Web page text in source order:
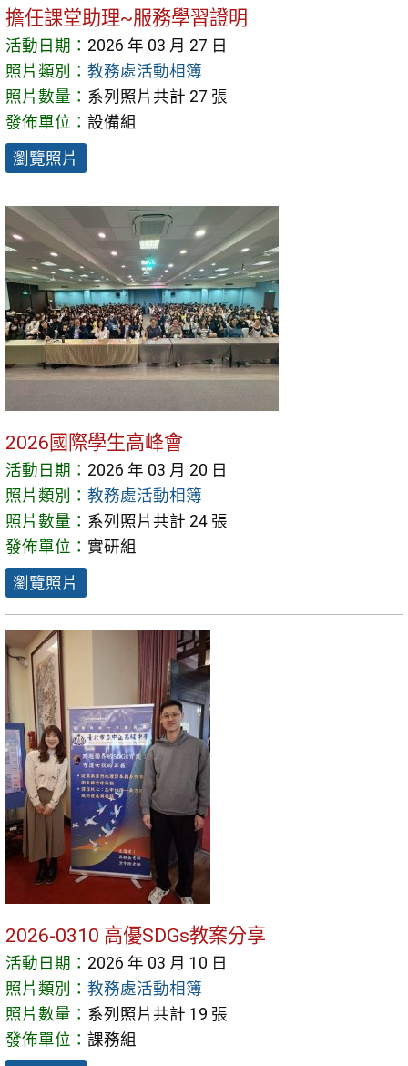
擔任課堂助理~服務學習證明
活動日期： 2026 年 03 月 27 日
照片類別： 教務處活動相簿
照片數量： 系列照片共計 27 張
發佈單位： 設備組
瀏覽照片
2026國際學生高峰會
活動日期： 2026 年 03 月 20 日
照片類別： 教務處活動相簿
照片數量： 系列照片共計 24 張
發佈單位： 實研組
瀏覽照片
2026-0310 高優SDGs教案分享
活動日期： 2026 年 03 月 10 日
照片類別： 教務處活動相簿
照片數量： 系列照片共計 19 張
發佈單位： 課務組